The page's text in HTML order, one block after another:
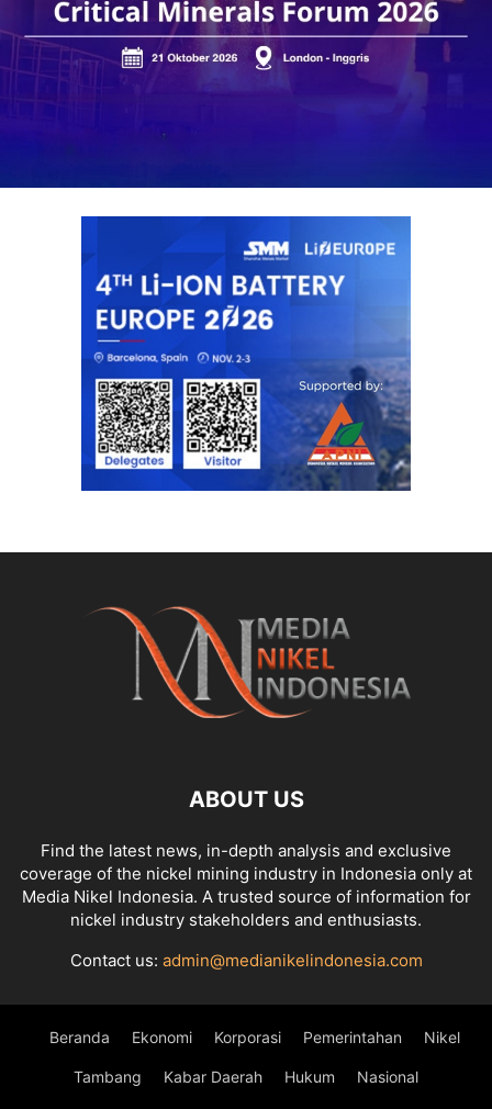
ABOUT US
Find the latest news, in-depth analysis and exclusive
coverage of the nickel mining industry in Indonesia only at
Media Nikel Indonesia. A trusted source of information for
nickel industry stakeholders and enthusiasts.
Contact us: admin@medianikelindonesia.com
Beranda Ekonomi Korporasi Pemerintahan Nikel
Tambang Kabar Daerah Hukum Nasional